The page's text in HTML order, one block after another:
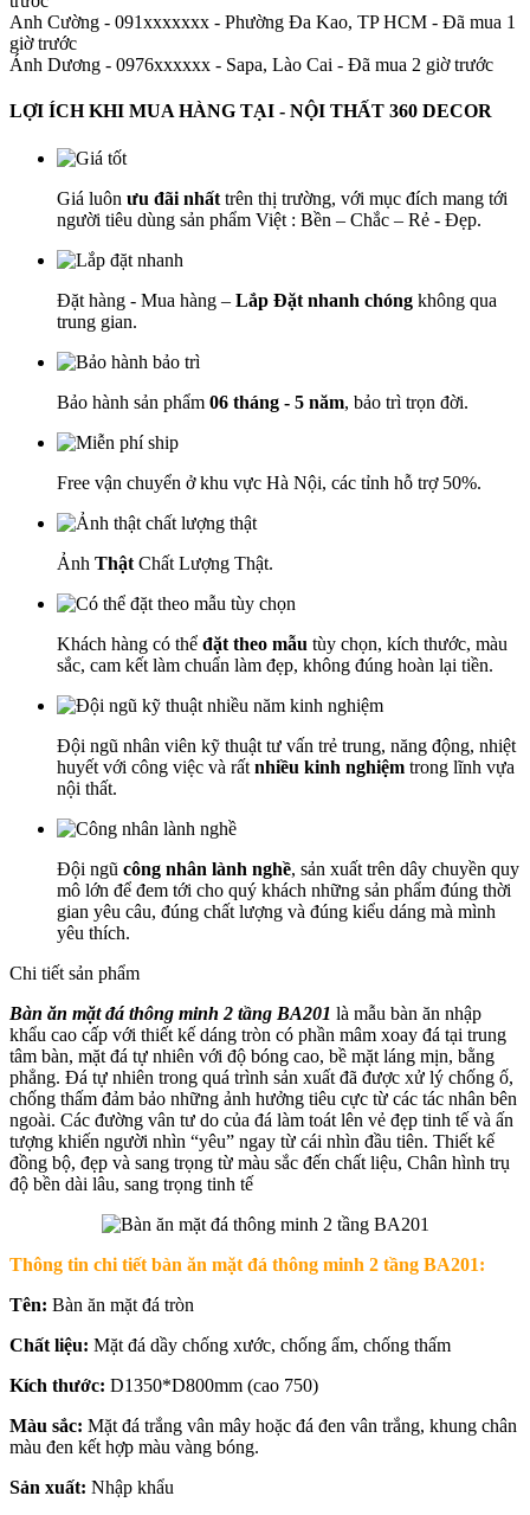
Anh Cường - 091xxxxxxx - Phường Đa Kao, TP HCM - Đã mua 1
giờ trước
Ánh Dương - 0976xxxxxx - Sapa, Lào Cai - Đã mua 2 giờ trước
LỢI ÍCH KHI MUA HÀNG TẠI - NỘI THẤT 360 DECOR
Giá luôn ưu đãi nhất trên thị trường, với mục đích mang tới
người tiêu dùng sản phẩm Việt : Bền – Chắc – Rẻ - Đẹp.
Đặt hàng - Mua hàng – Lắp Đặt nhanh chóng không qua
trung gian.
Bảo hành sản phẩm 06 tháng - 5 năm, bảo trì trọn đời.
Free vận chuyển ở khu vực Hà Nội, các tỉnh hỗ trợ 50%.
Ảnh Thật Chất Lượng Thật.
Khách hàng có thể đặt theo mẫu tùy chọn, kích thước, màu
sắc, cam kết làm chuẩn làm đẹp, không đúng hoàn lại tiền.
Đội ngũ nhân viên kỹ thuật tư vấn trẻ trung, năng động, nhiệt
huyết với công việc và rất nhiều kinh nghiệm trong lĩnh vựa
nội thất.
Đội ngũ công nhân lành nghề, sản xuất trên dây chuyền quy
mô lớn để đem tới cho quý khách những sản phẩm đúng thời
gian yêu câu, đúng chất lượng và đúng kiểu dáng mà mình
yêu thích.
Chi tiết sản phẩm
Bàn ăn mặt đá thông minh 2 tầng BA201 là mẫu bàn ăn nhập
khẩu cao cấp với thiết kế dáng tròn có phần mâm xoay đá tại trung
tâm bàn, mặt đá tự nhiên với độ bóng cao, bề mặt láng mịn, bằng
phẳng. Đá tự nhiên trong quá trình sản xuất đã được xử lý chống ố,
chống thấm đảm bảo những ảnh hưởng tiêu cực từ các tác nhân bên
ngoài. Các đường vân tư do của đá làm toát lên vẻ đẹp tinh tế và ấn
tượng khiến người nhìn “yêu” ngay từ cái nhìn đầu tiên. Thiết kế
đồng bộ, đẹp và sang trọng từ màu sắc đến chất liệu, Chân hình trụ
độ bền dài lâu, sang trọng tinh tế
Thông tin chi tiết bàn ăn mặt đá thông minh 2 tầng BA201:
Tên: Bàn ăn mặt đá tròn
Chất liệu: Mặt đá dầy chống xước, chống ẩm, chống thấm
Kích thước: D1350*D800mm (cao 750)
Màu sắc: Mặt đá trắng vân mây hoặc đá đen vân trắng, khung chân
màu đen kết hợp màu vàng bóng.
Sản xuất: Nhập khẩu